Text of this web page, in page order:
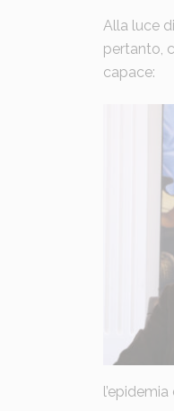
Alla luce
pertanto,
capace: